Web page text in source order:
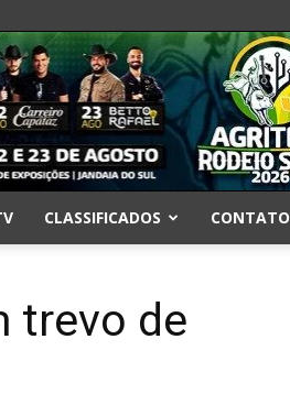
CLASSIFICADOS CONTATO
trevo de